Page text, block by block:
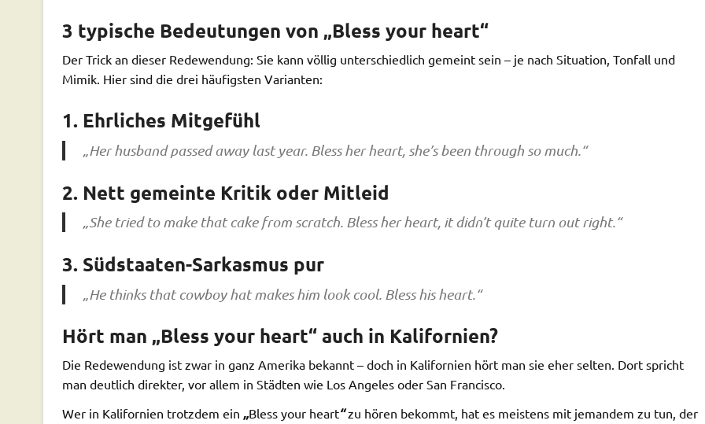
3 typische Bedeutungen von „Bless your heart“
Der Trick an dieser Redewendung: Sie kann völlig unterschiedlich gemeint sein – je nach Situation, Tonfall und
Mimik. Hier sind die drei häufigsten Varianten:
1. Ehrliches Mitgefühl
„Her husband passed away last year. Bless her heart, she’s been through so much.“
2. Nett gemeinte Kritik oder Mitleid
„She tried to make that cake from scratch. Bless her heart, it didn’t quite turn out right.“
3. Südstaaten-Sarkasmus pur
„He thinks that cowboy hat makes him look cool. Bless his heart.“
Hört man „Bless your heart“ auch in Kalifornien?
Die Redewendung ist zwar in ganz Amerika bekannt – doch in Kalifornien hört man sie eher selten. Dort spricht
man deutlich direkter, vor allem in Städten wie Los Angeles oder San Francisco.
Wer in Kalifornien trotzdem ein „Bless your heart“zu hören bekommt, hat es meistens mit jemandem zu tun, der